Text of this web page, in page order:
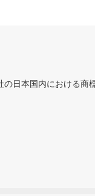
日本国内における商